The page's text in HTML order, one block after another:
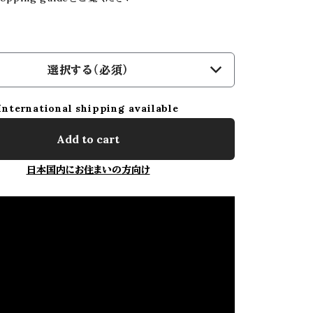
選択する（必須）
shipping available
Add to cart
日本国内にお住まいの方向け